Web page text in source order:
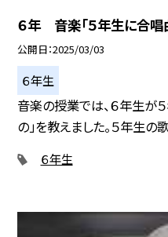
６年 音楽「５年生に合唱
公開日 2025/03/03
６年生
音楽の授業では、６年生が
の」を教えました。５年生の
６年生